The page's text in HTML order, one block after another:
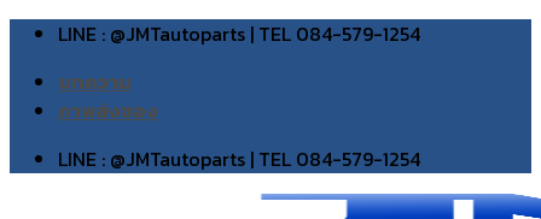
Skip
content
LINE : @JMTautoparts | TEL 084-579-1254
บทความ
ภาพส่งของ
LINE : @JMTautoparts | TEL 084-579-1254